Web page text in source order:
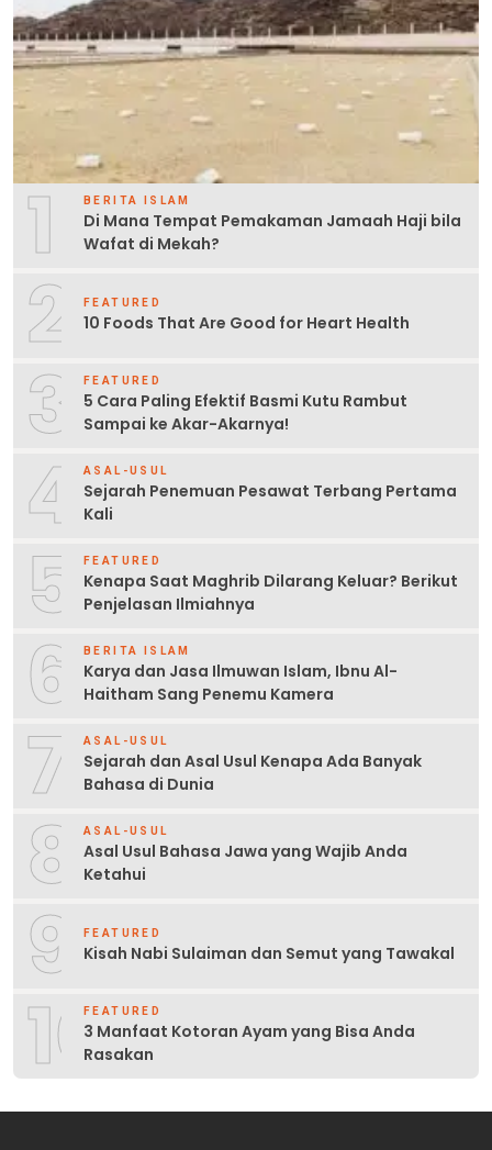
1 BERITA ISLAM
Di Mana Tempat Pemakaman Jamaah Haji bila
Wafat di Mekah?
2 FEATURED
10 Foods That Are Good for Heart Health
3 FEATURED
5 Cara Paling Efektif Basmi Kutu Rambut
Sampai ke Akar-Akarnya!
4 ASAL-USUL
Sejarah Penemuan Pesawat Terbang Pertama
Kali
5 FEATURED
Kenapa Saat Maghrib Dilarang Keluar? Berikut
Penjelasan Ilmiahnya
6 BERITA ISLAM
Karya dan Jasa Ilmuwan Islam, Ibnu Al-
Haitham Sang Penemu Kamera
7 ASAL-USUL
Sejarah dan Asal Usul Kenapa Ada Banyak
Bahasa di Dunia
8 ASAL-USUL
Asal Usul Bahasa Jawa yang Wajib Anda
Ketahui
9 FEATURED
Kisah Nabi Sulaiman dan Semut yang Tawakal
10FEATURED
3 Manfaat Kotoran Ayam yang Bisa Anda
Rasakan